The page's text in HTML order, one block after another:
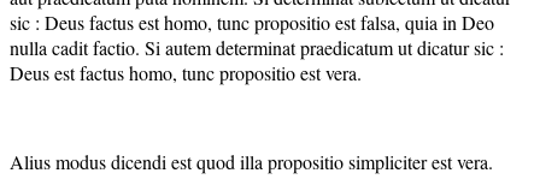
sic : Deus factus est homo, tunc propositio est falsa, quia in Deo
nulla cadit factio. Si autem determinat praedicatum ut dicatur sic :
Deus est factus homo, tunc propositio est vera.
Alius modus dicendi est quod illa propositio simpliciter est vera.